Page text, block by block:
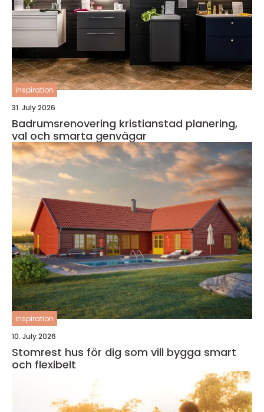
inspiration
31. July 2026
Badrumsrenovering kristianstad planering,
val och smarta genvägar
inspiration
10. July 2026
Stomrest hus för dig som vill bygga smart
och flexibelt